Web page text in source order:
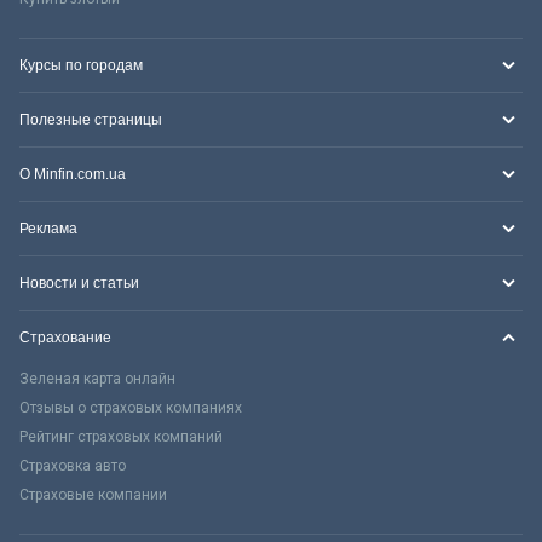
Курсы по городам
Полезные страницы
О Minfin.com.ua
Реклама
Новости и статьи
Страхование
Зеленая карта онлайн
Отзывы о страховых компаниях
Рейтинг страховых компаний
Страховка авто
Страховые компании